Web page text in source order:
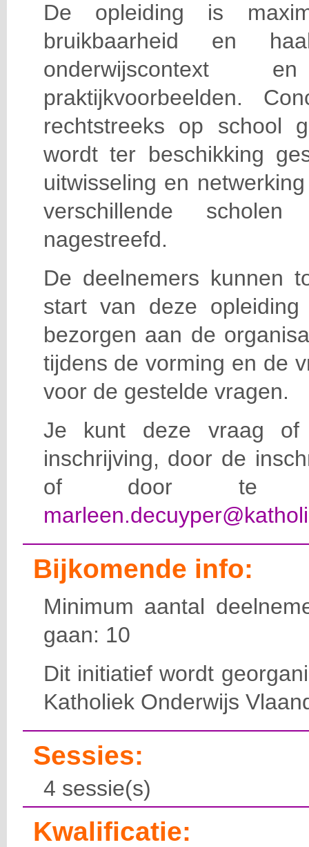
De opleiding is
bruikbaarheid en
praktijkvoorbeelden.
rechtstreeks op school
wordt ter beschikking
uitwisseling en
verschillende scholen
nagestreefd.
De deelnemers kunnen
start van deze
bezorgen aan de
tijdens de vorming en de
voor de gestelde vragen.
Je kunt deze vraag of
inschrijving, door de
of door te e-
Bijkomende info:
Minimum aantal
gaan: 10
Dit initiatief wordt
Katholiek Onderwijs
Sessies:
4 sessie(s)
Kwalificatie: